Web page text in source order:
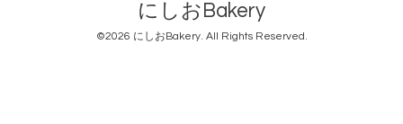
にしおBakery
©2026 にしおBakery. All Rights Reserved.